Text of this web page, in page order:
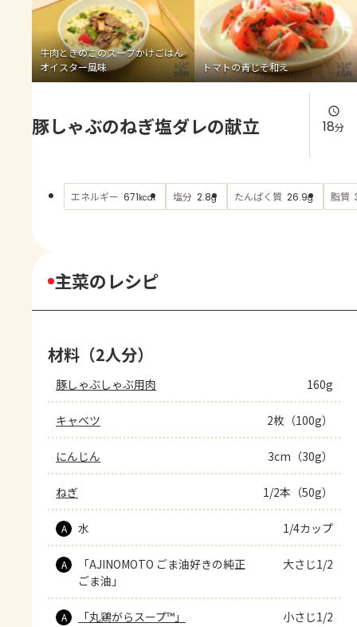
よくあるお問い合わせ
お買い物
AJINOMOTO PARK とは
牛肉ときのこのスープかけごはん
オイスター風味
トマトの青じそ和え
豚しゃぶのねぎ塩ダレの献立 18分
エネルギー 671kcal 塩分 2.8g たんぱく質 26.9g 脂質
主菜のレシピ
材料（2人分）
豚しゃぶしゃぶ用肉 160g
キャベツ 2枚（100g）
にんじん 3cm（30g）
ねぎ 1/2本（50g）
A 水 1/4カップ
A
「AJINOMOTO ごま油好きの純正
ごま油」
大さじ1/2
A 「丸鶏がらスープ™」 小さじ1/2